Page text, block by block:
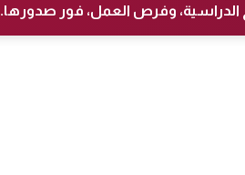
الدراسية، وفرص العمل، فور صدورها.